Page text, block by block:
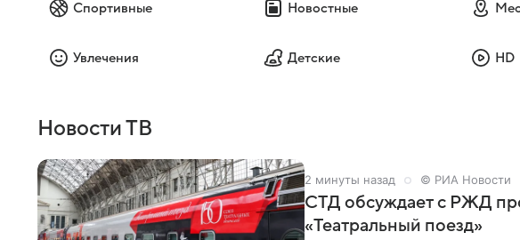
Спортивные Новостные
Увлечения Детские HD
Новости ТВ
2 минуты назад © РИА Новости
СТД обсуждает с РЖД
«Театральный поезд»